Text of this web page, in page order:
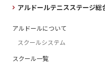
アルドールテニスステージ総
アルドールについて
スクールシステム
スクール一覧